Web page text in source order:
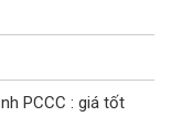
PCCC : giá tốt